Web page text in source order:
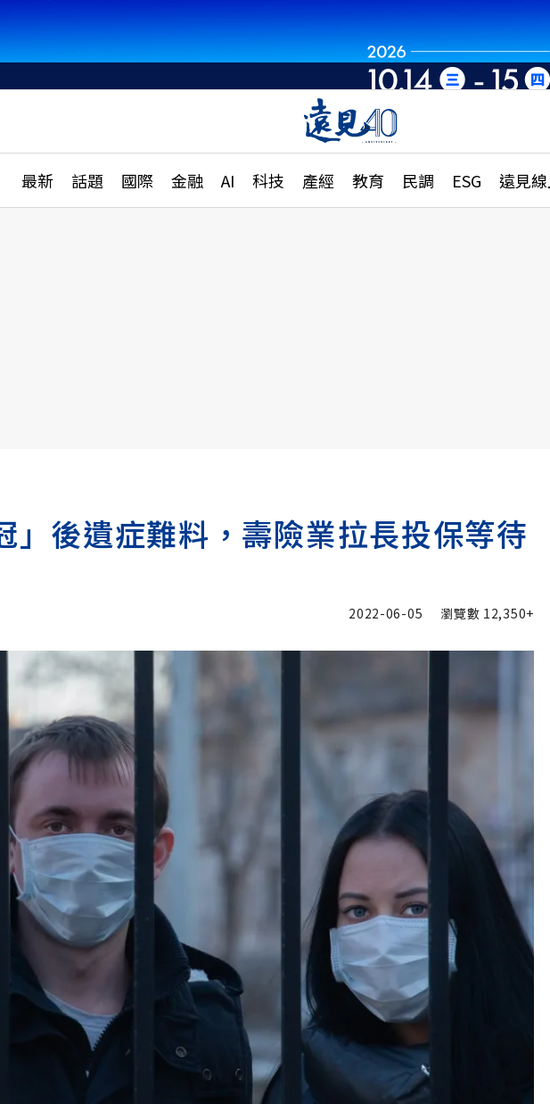
最新 話題 國際 金融 AI 科技 產經 教育 民調 ESG 遠見
活動
話題
國際
特輯
大學升學、職涯攻略
縣市施政調查全解析
」後遺症難料，壽險業拉長投保等待
加入追蹤
2022-06-05 瀏覽數 12,350+